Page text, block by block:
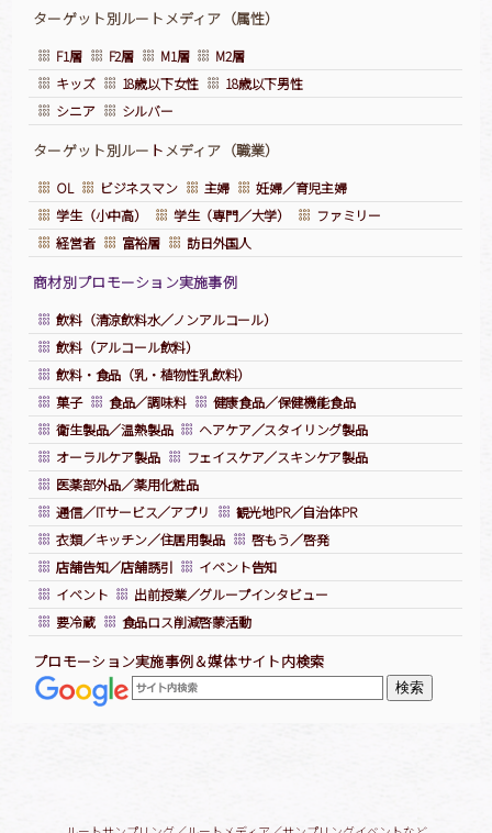
ターゲット別ルートメディア（属性）
F1層 F2層 M1層
M2層
キッズ
18歳以下女性
18歳以下男性
シニア
シルバー
ターゲット別ルー トメディア（職業）
OL ビジネスマン 主婦
妊婦／育児主婦
学生（小中高）
学生（専門／大学）
ファミリー
経営者
富裕層 訪日外国人
商材別プロモーション実施事例
飲料（清涼飲料水／ノンアルコール）
飲料（アルコール飲料）
飲料・食品（乳・植物性乳飲料）
菓子
食品／調味料
健康食品／保健機能食品
衛生製品／温熱製品
ヘアケア／スタイリング製品
オーラルケア製品
フェイスケア／スキンケア製品
医薬部外品／薬用化粧品
通信／ITサービス／アプリ
観光地PR／自治体PR
衣類／キッチン／住居用製品
啓もう／啓発
店舗告知／店舗誘引
イベント告知
イベント
出前授業／グループインタビュー
要冷蔵
食品ロス削減啓蒙活動
プロモーション実施事例＆媒体サイト内検索